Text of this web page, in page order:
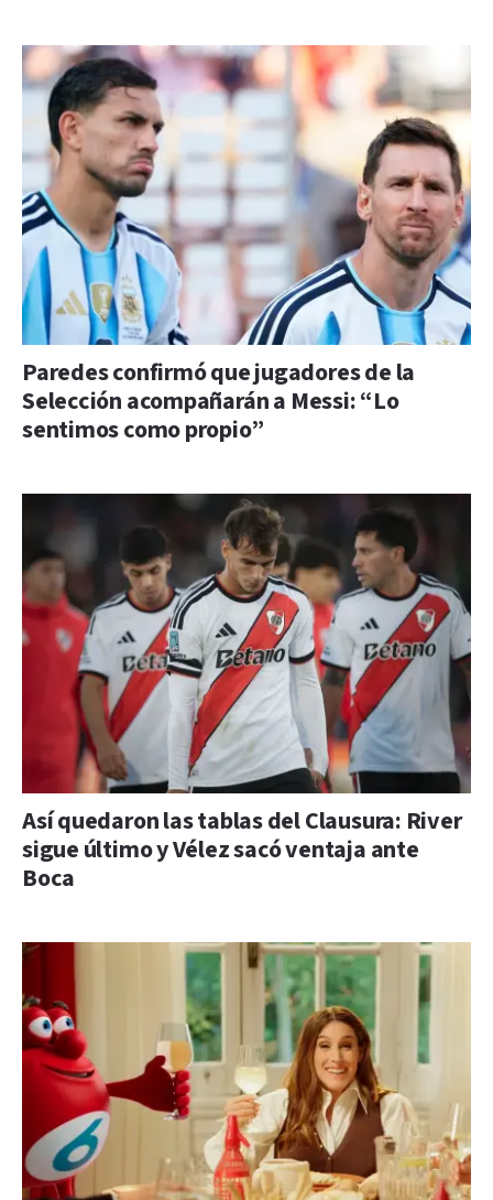
Paredes confirmó que jugadores de la
Selección acompañarán a Messi: “Lo
sentimos como propio”
Así quedaron las tablas del Clausura: River
sigue último y Vélez sacó ventaja ante
Boca